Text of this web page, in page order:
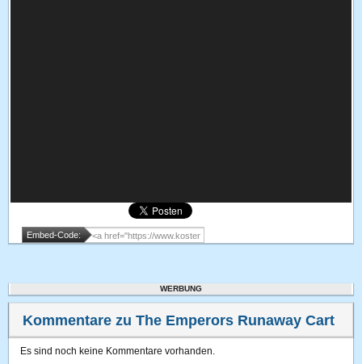
Embed-Code:
WERBUNG
Kommentare zu The Emperors Runaway Cart
Es sind noch keine Kommentare vorhanden.